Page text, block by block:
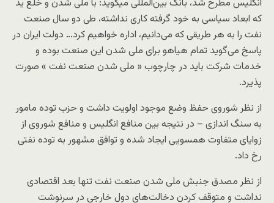
انگلیس مطرح شد، بانک بین‌المللی میگوید: با ملی شدن و خلع ید
که ابعاد سیاسی به خود گرفته کاری نداشته، طی دو سال صنعت
نفت را به هر طریقی که می‌دانیم، اداره خواهیم کرد… دولت ایران در
پاسخ می‌گوید تمام هیاهو برای ملی شدن این صنعت بوده و
خدمات شرکت باید در چارچوب « ملی شدن صنعت نفت » صورت
پذیرد.
از نظر شوروی حفظ وضع موجود اولویت داشت و حزب توده مامور
به سنگ ‌اندازی – در نتیجه بین منافع انگلیس و منافع شوروی از
زوایای متفاوت همسویی ایجاد شده و توافق مشهور به توده نفتی
رخ داد.
از نظر مصدق جنبش ملی شدن صنعت نفت تنها بعد اقتصادی
نداشت و متوقف کردن دخالت‌های دول خارجی در سرنوشت